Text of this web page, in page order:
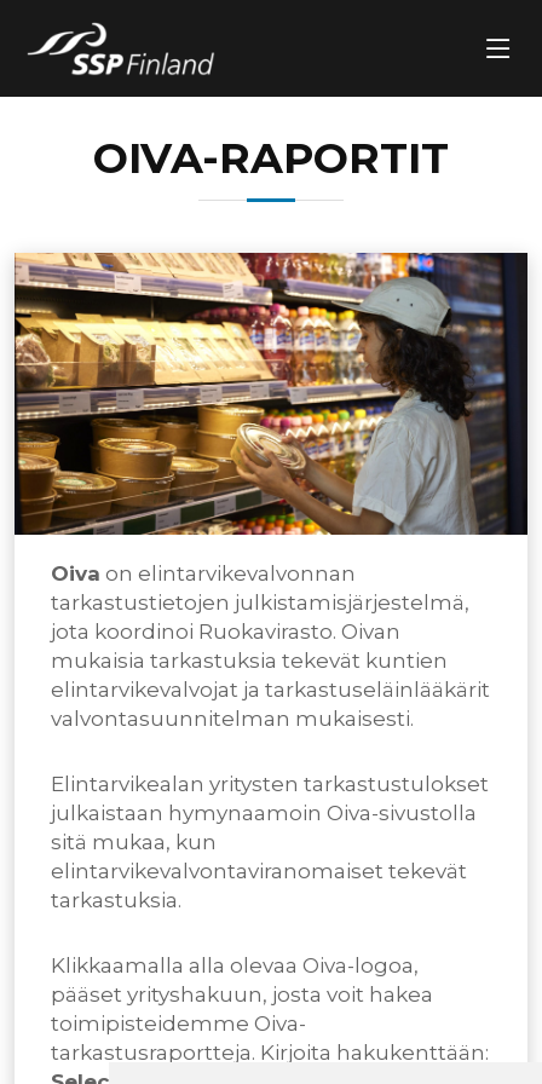
OIVA-RAPORTIT
Oiva on elintarvikevalvonnan
tarkastustietojen julkistamisjärjestelmä,
jota koordinoi Ruokavirasto. Oivan
mukaisia tarkastuksia tekevät kuntien
elintarvikevalvojat ja tarkastuseläinlääkärit
valvontasuunnitelman mukaisesti.
Elintarvikealan yritysten tarkastustulokset
julkaistaan hymynaamoin Oiva-sivustolla
sitä mukaa, kun
elintarvikevalvontaviranomaiset tekevät
tarkastuksia.
Klikkaamalla alla olevaa Oiva-logoa,
pääset yrityshakuun, josta voit hakea
toimipisteidemme Oiva-
tarkastusraportteja. Kirjoita hakukenttään: